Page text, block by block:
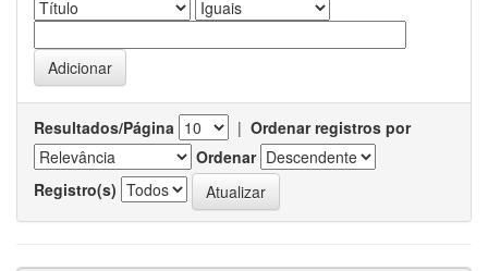
Resultados/Página | Ordenar registros por
Ordenar
Registro(s)